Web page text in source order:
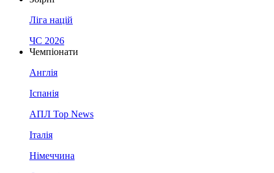
Ліга націй
ЧС 2026
Чемпіонати
Англія
Іспанія
АПЛ Top News
Італія
Німеччина